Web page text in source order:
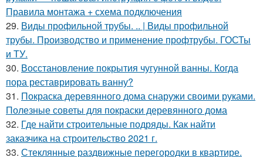
Правила монтажа + схема подключения
29. Виды профильной трубы. .. | Виды профильной
трубы. Производство и применение профтрубы. ГОСТы
и ТУ.
30. Восстановление покрытия чугунной ванны. Когда
пора реставрировать ванну?
31. Покраска деревянного дома снаружи своими руками.
Полезные советы для покраски деревянного дома
32. Где найти строительные подряды. Как найти
заказчика на строительство 2021 г.
33. Стеклянные раздвижные перегородки в квартире.